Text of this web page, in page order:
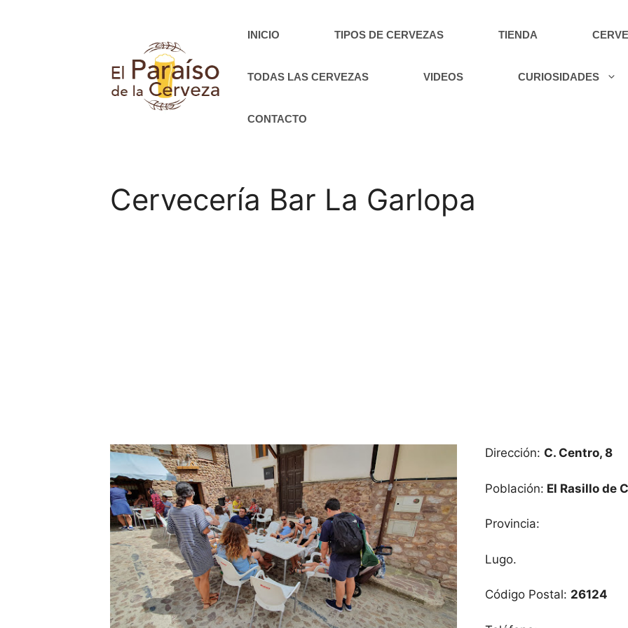
INICIO TIPOS DE CERVEZAS TIENDA
TODAS LAS CERVEZAS VIDEOS CURIOSIDADES
CONTACTO
Cervecería Bar La Garlopa
Dirección: C. Centro, 8
Población: El Rasillo de
Provincia:
Lugo.
Código Postal: 26124